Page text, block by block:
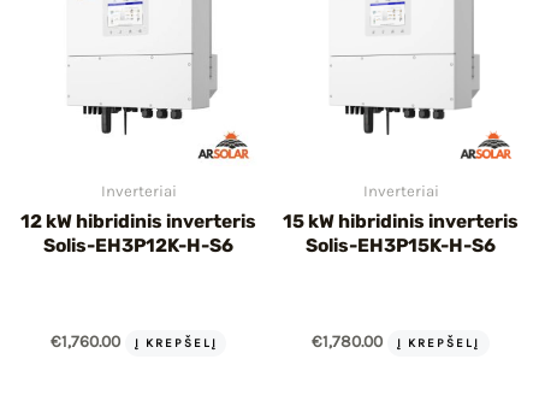
Inverteriai
12 kW hibridinis inverteris
Solis-EH3P12K-H-S6
€1,760.00 Į KREPŠELĮ
Inverteriai
15 kW hibridinis inverteris
Solis-EH3P15K-H-S6
€1,780.00 Į KREPŠELĮ